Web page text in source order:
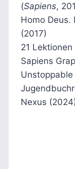
(Sapiens,
Homo Deus.
(2017)
21
Sapiens
Nexus